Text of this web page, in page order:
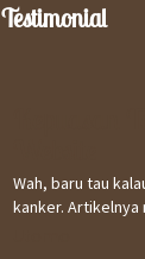
Testimonial
Wah, baru tau
kanker. Artikelnya